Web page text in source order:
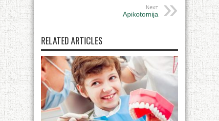
Next:
Apikotomija
RELATED ARTICLES